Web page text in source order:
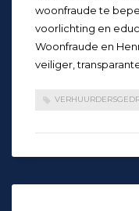
woonfraude te
voorlichting en
Woonfraude en
veiliger,